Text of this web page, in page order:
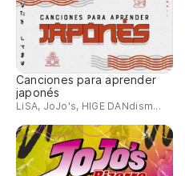
Canciones para aprender
japonés
LiSA, JoJo's, HIGE DANdism...